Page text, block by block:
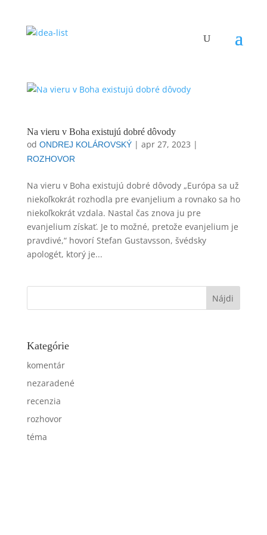
Na vieru v Boha existujú dobré dôvody
od ONDREJ KOLÁROVSKÝ| apr 27, 2023 |
ROZHOVOR
Na vieru v Boha existujú dobré dôvody „Európa sa už
niekoľkokrát rozhodla pre evanjelium a rovnako sa ho
niekoľkokrát vzdala. Nastal čas znova ju pre
evanjelium získať. Je to možné, pretože evanjelium je
pravdivé,“ hovorí Stefan Gustavsson, švédsky
apologét, ktorý je...
Kategórie
komentár
nezaradené
recenzia
rozhovor
téma